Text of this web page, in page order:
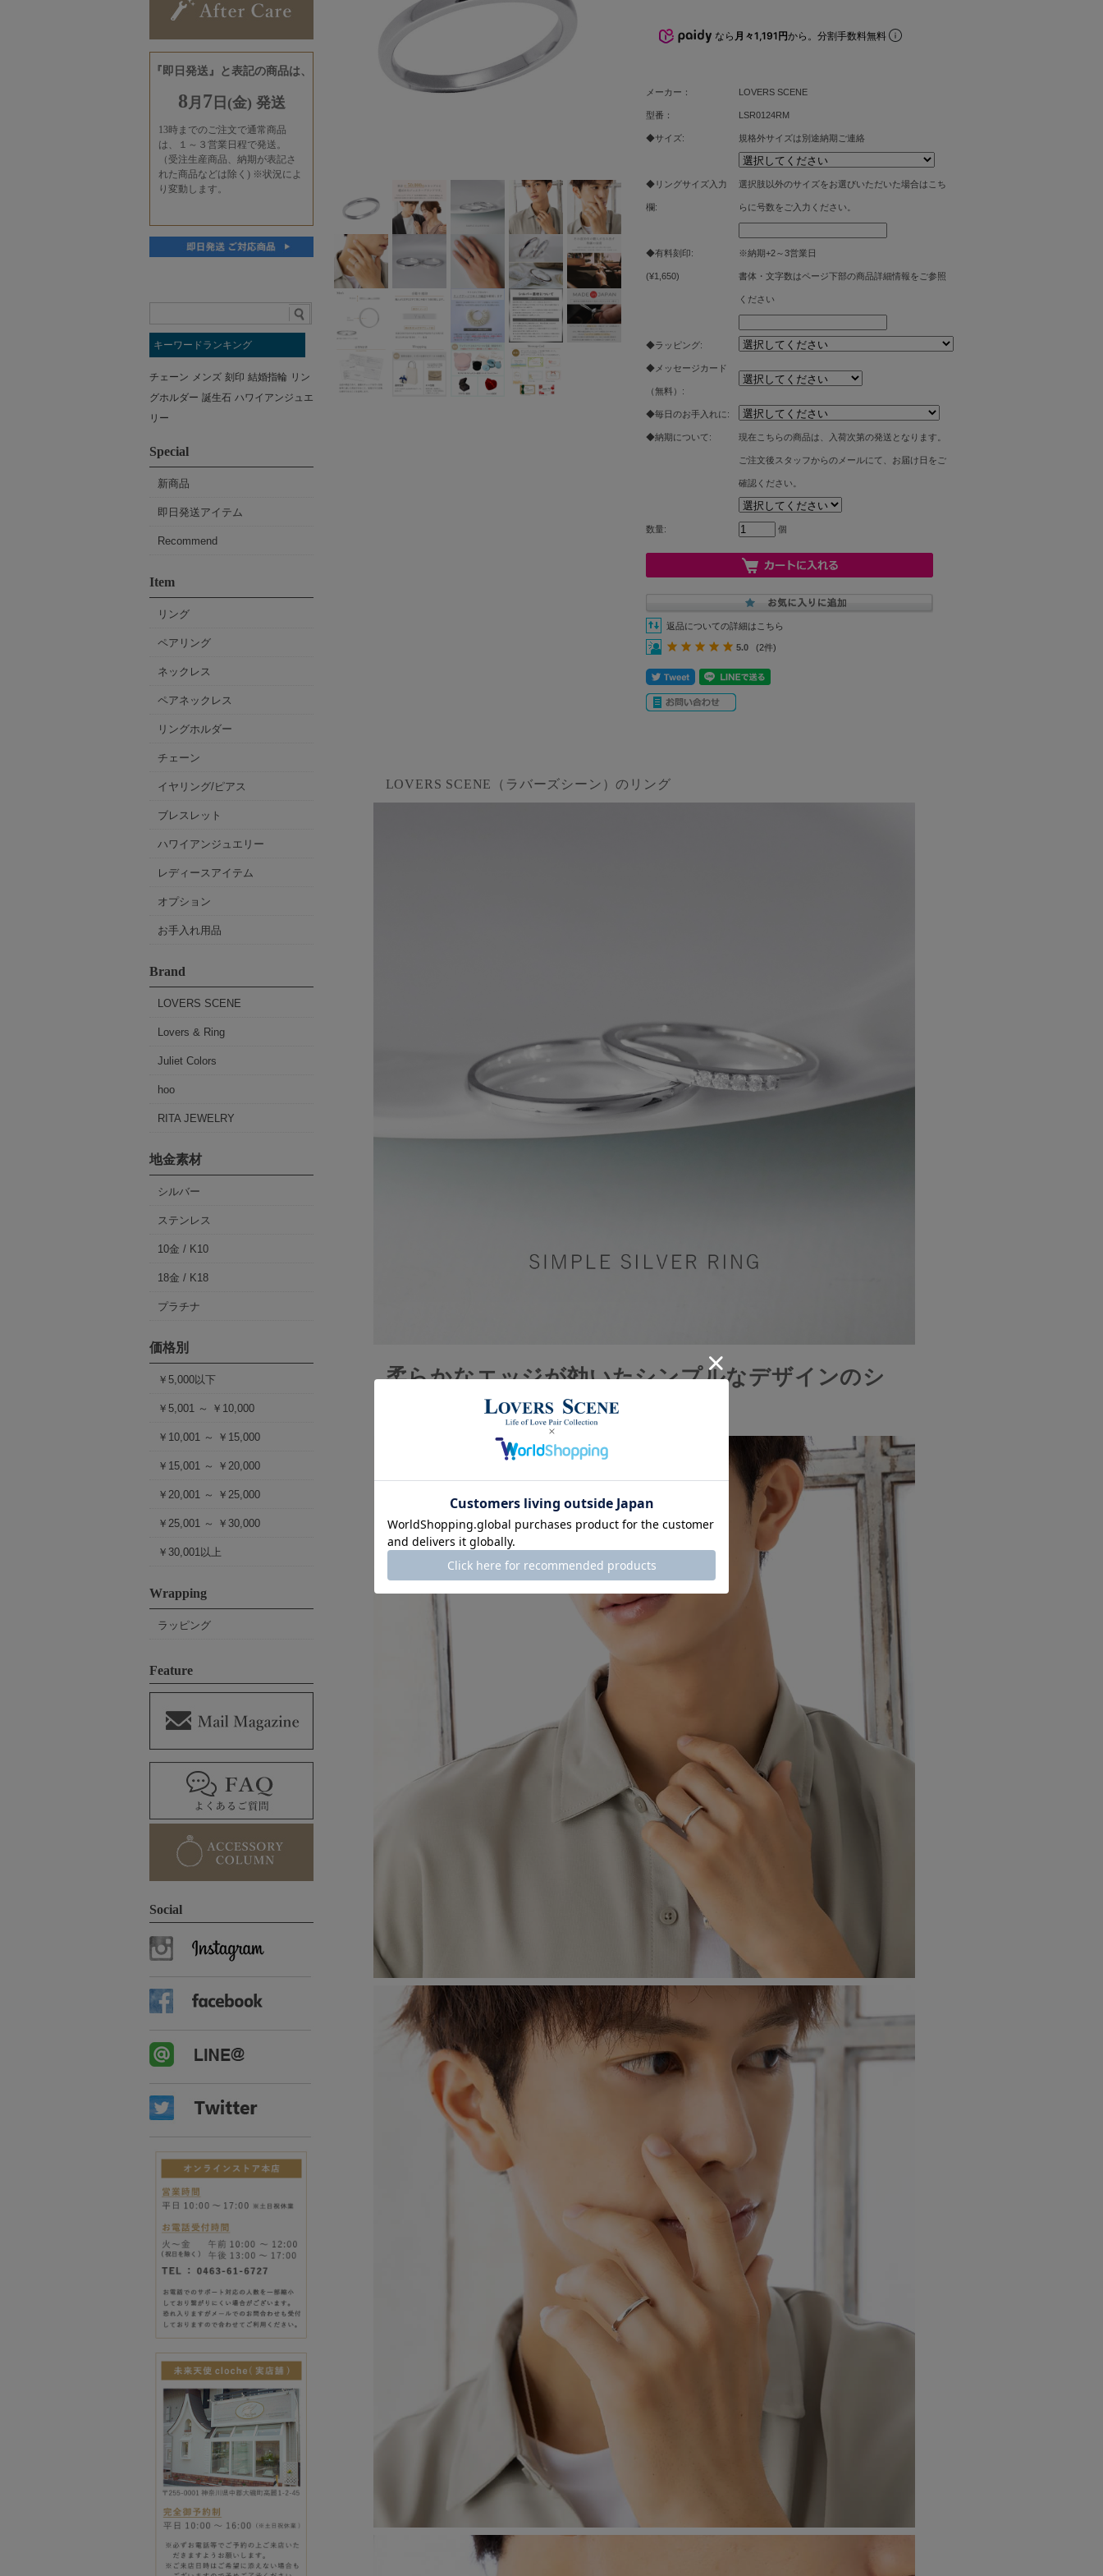
なら 月々1,191円から。分割手数料無料
メーカー： LOVERS SCENE
型番： LSR0124RM
◆サイズ: 規格外サイズは別途納期ご連絡
◆リングサイズ入力
欄:
選択肢以外のサイズをお選びいただいた場合はこち
らに号数をご入力ください。
◆有料刻印:
(¥1,650)
※納期+2～3営業日
書体・文字数はページ下部の商品詳細情報をご参照
ください
◆ラッピング:
◆メッセージカード
（無料）:
◆毎日のお手入れに:
◆納期について: 現在こちらの商品は、入荷次第の発送となります。
ご注文後スタッフからのメールにて、お届け日をご
確認ください。
数量: 個
返品についての詳細はこちら
5.0 (2件)
LOVERS SCENE（ラバーズシーン）のリング
柔らかなエッジが効いたシンプルなデザインのシ
ルバーリング。
キーワードランキング
チェーン メンズ 刻印 結婚指輪 リン
グホルダー 誕生石 ハワイアンジュエ
リー
Special
新商品
即日発送アイテム
Recommend
Item
リング
ペアリング
ネックレス
ペアネックレス
リングホルダー
チェーン
イヤリング/ピアス
ブレスレット
ハワイアンジュエリー
レディースアイテム
オプション
お手入れ用品
Brand
LOVERS SCENE
Lovers & Ring
Juliet Colors
hoo
RITA JEWELRY
地金素材
シルバー
ステンレス
10金 / K10
18金 / K18
プラチナ
価格別
￥5,000以下
￥5,001 ～ ￥10,000
￥10,001 ～ ￥15,000
￥15,001 ～ ￥20,000
￥20,001 ～ ￥25,000
￥25,001 ～ ￥30,000
￥30,001以上
Wrapping
ラッピング
Feature
Social